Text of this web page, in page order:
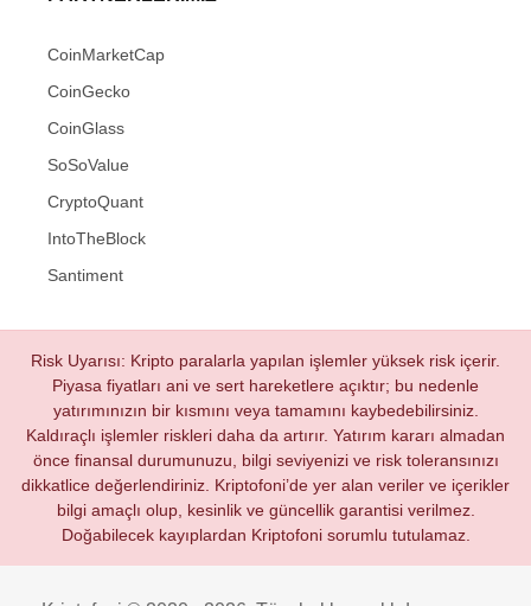
CoinMarketCap
CoinGecko
CoinGlass
SoSoValue
CryptoQuant
IntoTheBlock
Santiment
Risk Uyarısı: Kripto paralarla yapılan işlemler yüksek risk içerir.
Piyasa fiyatları ani ve sert hareketlere açıktır; bu nedenle
yatırımınızın bir kısmını veya tamamını kaybedebilirsiniz.
Kaldıraçlı işlemler riskleri daha da artırır. Yatırım kararı almadan
önce finansal durumunuzu, bilgi seviyenizi ve risk toleransınızı
dikkatlice değerlendiriniz. Kriptofoni’de yer alan veriler ve içerikler
bilgi amaçlı olup, kesinlik ve güncellik garantisi verilmez.
Doğabilecek kayıplardan Kriptofoni sorumlu tutulamaz.